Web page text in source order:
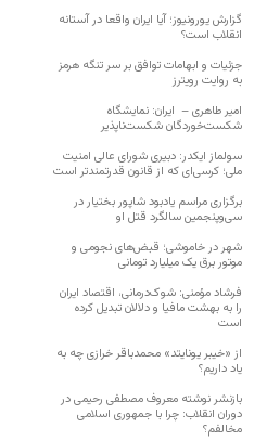
گزارش یورونیوز؛ آیا ایران واقعا در آستانه
انقلاب است؟
جزئیات و ابهامات توافق بر سر تنگه هرمز
به روایت رویترز
امیر طاهری – ایران: نمایشگاه
شکست‌خوردگان شکست‌ناپذیر
سولماز ایکدر: دبیری شورای عالی امنیت
ملی؛ کرسی‌ای که از قانون قدرتمندتر است
برگزاری مراسم یادبود شاپور بختیار در
سی‌وپنجمین سالگرد قتل او
شهر در خاموشی؛ قبض‌های نجومی و
موتور برق یک میلیارد تومانی
فرشاد مؤمنی: شوک‌درمانی، اقتصاد ایران
را به بهشت مافیا و دلالان تبدیل کرده
است
از «خیبر یونایتد» محمدباقر خرازی چه به
یاد داریم؟
بازنشر نوشته معروف مصطفی رحیمی در
دوران انقلاب: چرا با جمهوری اسلامی
مخالفم؟